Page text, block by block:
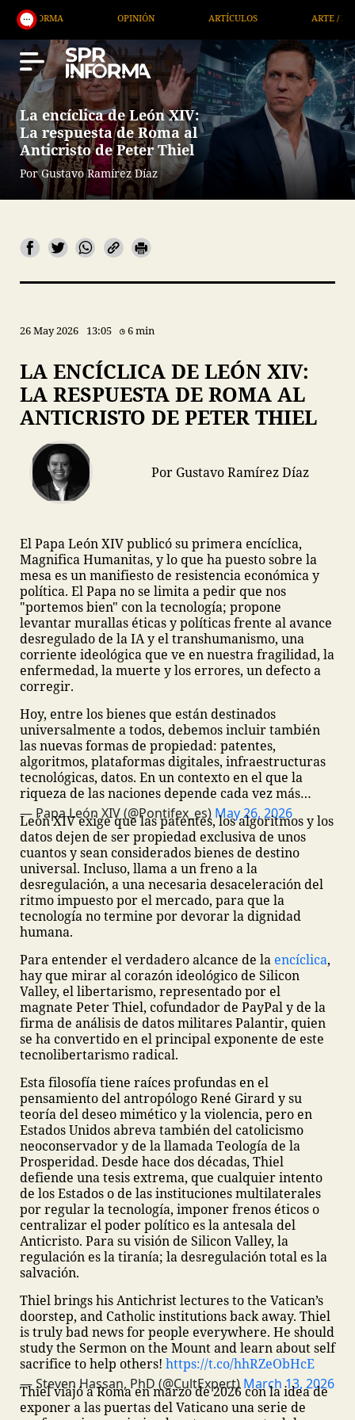
OPINIÓN ARTÍCULOS ARTE /
La encíclica de León XIV:
La respuesta de Roma al
Anticristo de Peter Thiel
Por Gustavo Ramírez Díaz
26 May 2026 13:05 6 min
LA ENCÍCLICA DE LEÓN XIV:
LA RESPUESTA DE ROMA AL
ANTICRISTO DE PETER THIEL
Por Gustavo Ramírez Díaz
El Papa León XIV publicó su primera encíclica,
Magnifica Humanitas, y lo que ha puesto sobre la
mesa es un manifiesto de resistencia económica y
política. El Papa no se limita a pedir que nos
"portemos bien" con la tecnología; propone
levantar murallas éticas y políticas frente al avance
desregulado de la IA y el transhumanismo, una
corriente ideológica que ve en nuestra fragilidad, la
enfermedad, la muerte y los errores, un defecto a
corregir.
Hoy, entre los bienes que están destinados
universalmente a todos, debemos incluir también
las nuevas formas de propiedad: patentes,
algoritmos, plataformas digitales, infraestructuras
tecnológicas, datos. En un contexto en el que la
riqueza de las naciones depende cada vez más…
— Papa León XIV (@Pontifex_es) May 26, 2026
León XIV exige que las patentes, los algoritmos y los
datos dejen de ser propiedad exclusiva de unos
cuantos y sean considerados bienes de destino
universal. Incluso, llama a un freno a la
desregulación, a una necesaria desaceleración del
ritmo impuesto por el mercado, para que la
tecnología no termine por devorar la dignidad
humana.
Para entender el verdadero alcance de la encíclica,
hay que mirar al corazón ideológico de Silicon
Valley, el libertarismo, representado por el
magnate Peter Thiel, cofundador de PayPal y de la
firma de análisis de datos militares Palantir, quien
se ha convertido en el principal exponente de este
tecnolibertarismo radical.
Esta filosofía tiene raíces profundas en el
pensamiento del antropólogo René Girard y su
teoría del deseo mimético y la violencia, pero en
Estados Unidos abreva también del catolicismo
neoconservador y de la llamada Teología de la
Prosperidad. Desde hace dos décadas, Thiel
defiende una tesis extrema, que cualquier intento
de los Estados o de las instituciones multilaterales
por regular la tecnología, imponer frenos éticos o
centralizar el poder político es la antesala del
Anticristo. Para su visión de Silicon Valley, la
regulación es la tiranía; la desregulación total es la
salvación.
Thiel brings his Antichrist lectures to the Vatican’s
doorstep, and Catholic institutions back away. Thiel
is truly bad news for people everywhere. He should
study the Sermon on the Mount and learn about self
sacrifice to help others! https://t.co/hhRZeObHcE
— Steven Hassan, PhD (@CultExpert)March 13, 2026
Thiel viajó a Roma en marzo de 2026 con la idea de
exponer a las puertas del Vaticano una serie de